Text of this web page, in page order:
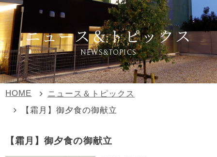
ニュース＆トピックス
NEWS&TOPICS
HOME
ニュース＆トピックス
【霜月】御夕食の御献立
【霜月】御夕食の御献立